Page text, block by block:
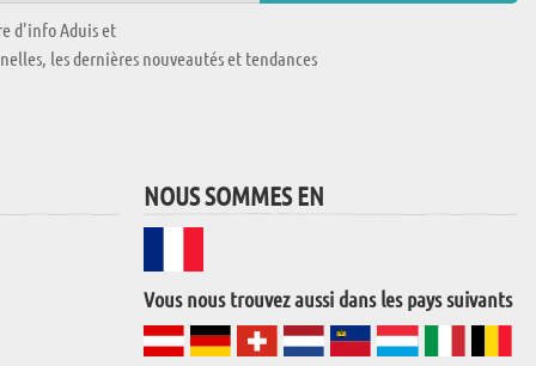
d'info Aduis et
les dernières nouveautés et tendances
NOUS SOMMES EN
Vous nous trouvez aussi dans les pays suivants